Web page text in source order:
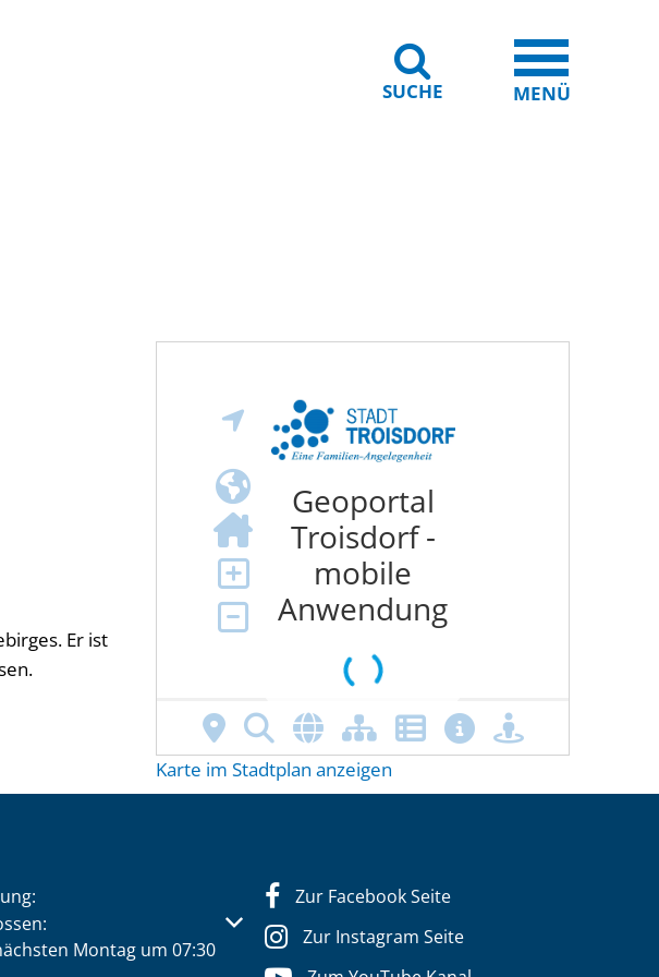
SUCHE MENÜ
Er ist
Karte im Stadtplan anzeigen
um weitere Öffnungs- oder Schließzeiten auszublenden
Montag um 07:30
Zur Facebook Seite
Zur Instagram Seite